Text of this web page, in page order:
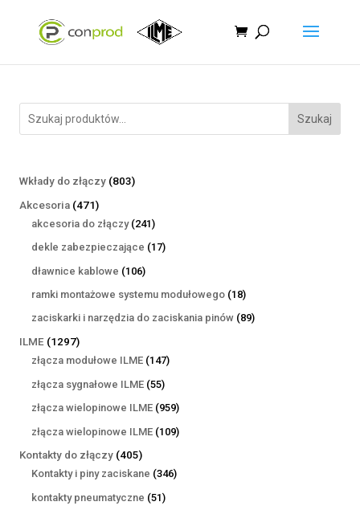
Szukaj
Wkłady do złączy 803803
Akcesoria 471471
produktów
akcesoria do złączy 241241
produktów
dekle zabezpieczające 1717
dławnice kablowe 106106
produktów
ramki montażowe systemu modułowego 1818
produktów
zaciskarki i narzędzia do zaciskania pinów 8989
ILME 12971297
produktów
złącza modułowe ILME 147147
złącza sygnałowe ILME 5555
produktów
złącza wielopinowe ILME 959959
produktów
złącza wielopinowe ILME 109109
Kontakty do złączy 405405
produktów
Kontakty i piny zaciskane 346346
kontakty pneumatyczne 5151